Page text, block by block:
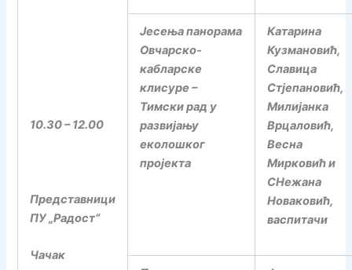
10.30 – 12.00
Представници
ПУ „Радост“
Чачак
Јесења панорама
Овчарско-
кабларске
клисуре –
Тимски рад у
развијању
еколошког
пројекта
Катарина
Кузмановић,
Славица
Стјепановић,
Милијанка
Врцаловић,
Весна
Мирковић и
СНежана
Новаковић,
васпитачи